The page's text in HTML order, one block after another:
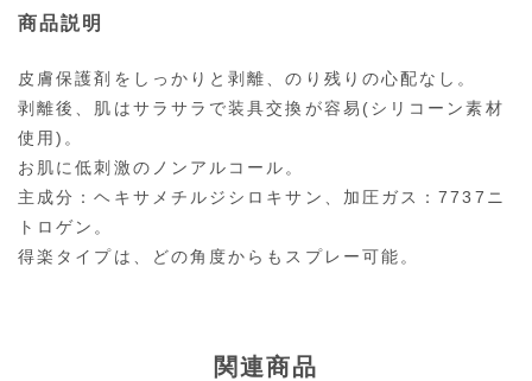
商品説明
皮膚保護剤をしっかりと剥離、のり残りの心配なし。
剥離後、肌はサラサラで装具交換が容易(シリコーン素材
使用)。
お肌に低刺激のノンアルコール。
主成分：ヘキサメチルジシロキサン、加圧ガス：7737ニ
トロゲン。
得楽タイプは、どの角度からもスプレー可能。
関連商品